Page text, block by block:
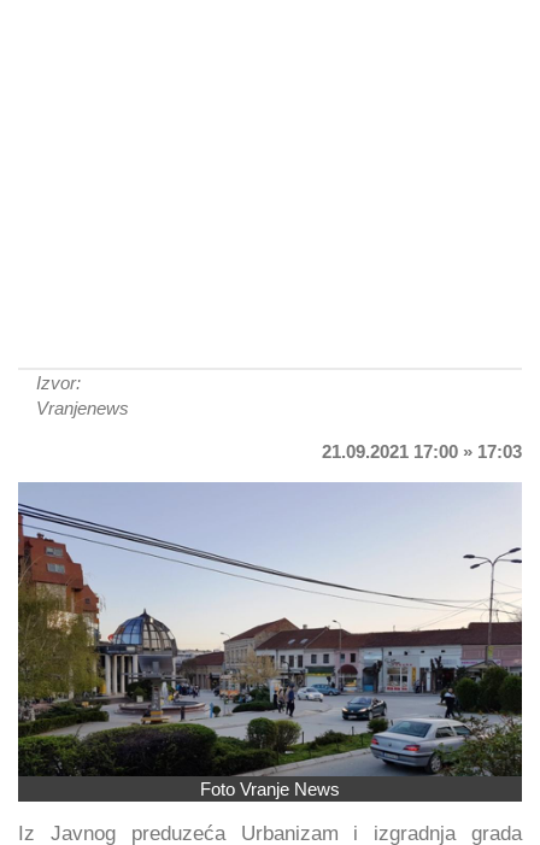
Izvor:
Vranjenews
21.09.2021 17:00 » 17:03
Foto Vranje News
Iz Javnog preduzeća Urbanizam i izgradnja grada